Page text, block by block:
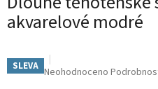
akvarelové modré
SLEVA Průměrné
Neohodnoceno